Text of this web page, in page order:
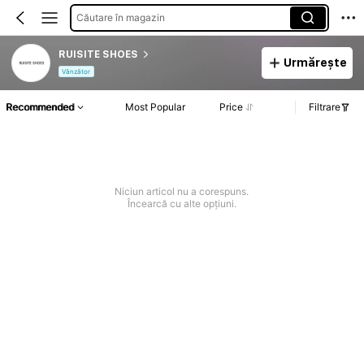
Căutare în magazin
RUISITE SHOES
Vânzător
Urmărește
Recommended Most Popular Price Filtrare
Niciun articol nu a corespuns.
Încearcă cu alte opțiuni.